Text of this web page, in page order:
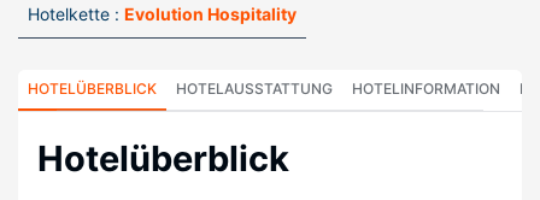
Hotelkette : Evolution Hospitality
HOTELÜBERBLICK HOTELAUSSTATTUNG HOTELINFORMATION
Hotelüberblick